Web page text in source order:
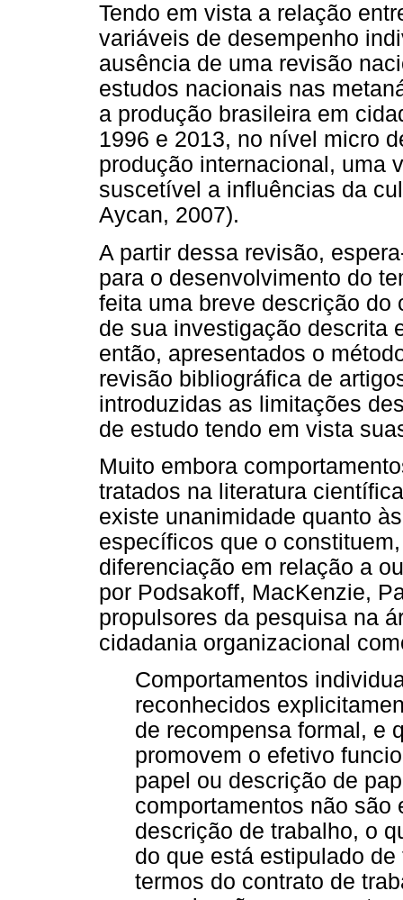
Tendo em vista a relação
variáveis de desempenho
ausência de uma revisão
estudos nacionais nas
a produção brasileira em
1996 e 2013, no nível micro
produção internacional, uma
suscetível a influências da
Aycan, 2007).
A partir dessa revisão,
para o desenvolvimento do
feita uma breve descrição
de sua investigação descrita
então, apresentados o
revisão bibliográfica de
introduzidas as limitações
de estudo tendo em vista
Muito embora
tratados na literatura
existe unanimidade quanto
específicos que o
diferenciação em relação a
por Podsakoff, MacKenzie,
propulsores da pesquisa na
cidadania organizacional
Comportamentos
reconhecidos
de recompensa formal, e
promovem o efetivo
papel ou descrição de
comportamentos não são
descrição de trabalho, o
do que está estipulado
termos do contrato de